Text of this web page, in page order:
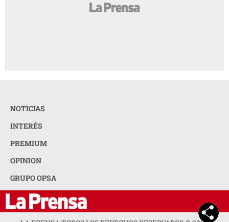
NOTICIAS
INTERÉS
PREMIUM
OPINION
GRUPO OPSA